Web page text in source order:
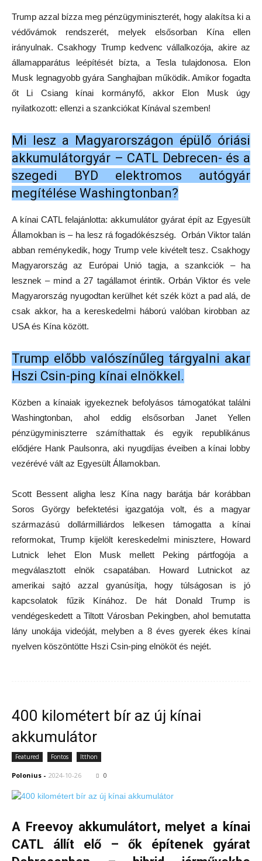
Trump azzal bízza meg pénzügyminiszterét, hogy alakítsa ki a
védővámok rendszerét, melyek elsősorban Kína ellen
irányulnak. Csakhogy Trump kedvenc vállalkozója, akire az
államapparátus leépítését bízta, a Tesla tulajdonosa. Elon
Musk legnagyobb gyára Sanghajban működik. Amikor fogadta
őt Li Csiang kínai kormányfő, akkor Elon Musk úgy
nyilatkozott: ellenzi a szankciókat Kínával szemben!
Mi lesz a Magyarországon épülő óriási
akkumulátorgyár – CATL Debrecen- és a
szegedi BYD elektromos autógyár
megítélése Washingtonban?
A kínai CATL felajánlotta: akkumulátor gyárat épít az Egyesült
Államokban is – ha lesz rá fogadókészség. Orbán Viktor talán
abban reménykedik, hogy Trump vele kivételt tesz. Csakhogy
Magyarország az Európai Unió tagja, a szankciók – ha
lesznek – mind a 27 tagállamot érintik. Orbán Viktor és vele
Magyarország nyugodtan kerülhet két szék közt a pad alá, de
csak akkor, ha a kereskedelmi háború valóban kirobban az
USA és Kína között.
Trump előbb valószínűleg tárgyalni akar
Hszi Csin-ping kínai elnökkel.
Közben a kínaiak igyekeznek befolyásos támogatókat találni
Washingtonban, ahol eddig elsősorban Janet Yellen
pénzügyminiszterre számíthattak és egyik republikánus
elődjére Hank Paulsonra, aki nyugdíjas éveiben a kínai lobby
vezérévé vált az Egyesült Államokban.
Scott Bessent aligha lesz Kína nagy barátja bár korábban
Soros György befektetési igazgatója volt, és a magyar
származású dollármilliárdos lelkesen támogatta a kínai
reformokat, Trump kijelölt kereskedelmi minisztere, Howard
Lutnick lehet Elon Musk mellett Peking pártfogója a
megválasztott elnök csapatában. Howard Lutnickot az
amerikai sajtó azzal gyanúsítja, hogy túlságosan is jó
kapcsolatok fűzik Kínához. De hát Donald Trump is
vendégeskedett a Tiltott Városban Pekingben, ahol bemutatta
lány unokája videóját, melyben a 8 éves gyerek ékes kínai
nyelven köszöntötte Hszi Csin-ping elnököt és nejét.
400 kilométert bír az új kínai
akkumulátor
Featured Fontos Itthon
Polonius - 2024-10-26 0
A Freevoy akkumulátort, melyet a kínai
CATL állít elő – ők építenek gyárat